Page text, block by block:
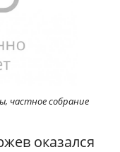
частное собрание
оказался